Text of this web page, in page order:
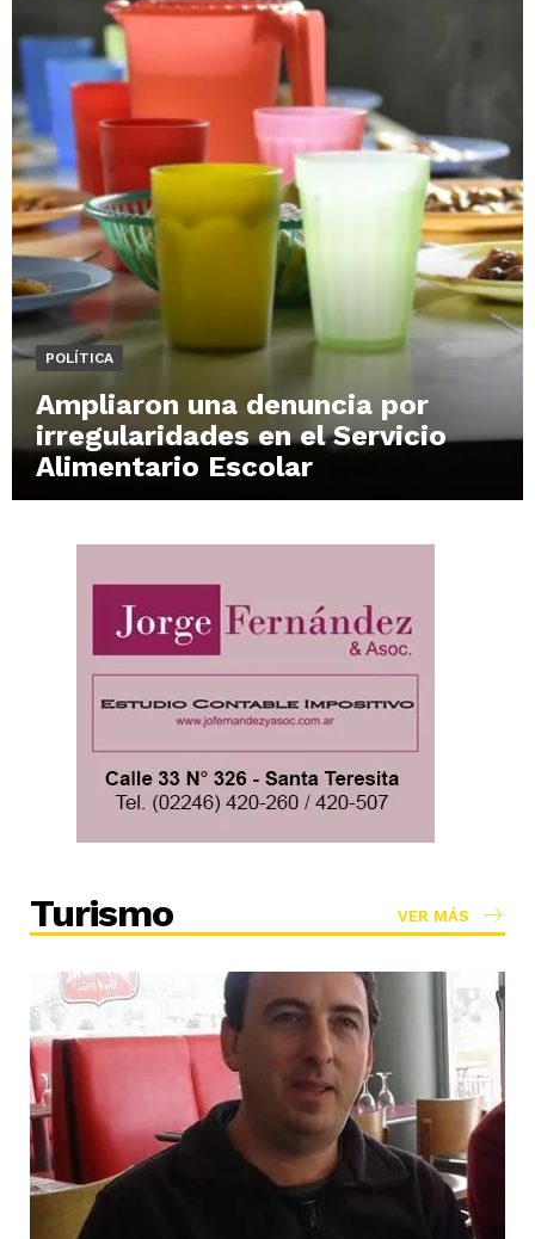
POLÍTICA
Ampliaron una denuncia por
irregularidades en el Servicio
Alimentario Escolar
Turismo VER MÁS